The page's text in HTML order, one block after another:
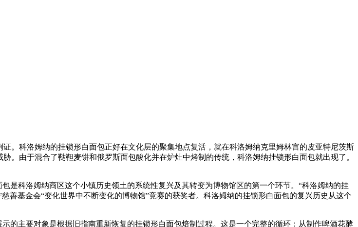
。科洛姆纳的挂锁形白面包正好在文化层的聚集地点复活，就在科洛姆纳克里姆林宫的皮亚特尼茨斯
。由于混合了鞑靼麦饼和俄罗斯面包酸化并在炉灶中烤制的传统，科洛姆纳挂锁形白面包就出现了。
是科洛姆纳商区这个小镇历史领土的系统性复兴及其转变为博物馆区的第一个环节。“科洛姆纳的挂
善基金会“变化世界中不断变化的博物馆”竞赛的获奖者。科洛姆纳的挂锁形白面包的复兴历史从这个
的主要对象是根据旧指南重新恢复的挂锁形白面包焙制过程。这是一个完整的循环：从制作啤酒花酵